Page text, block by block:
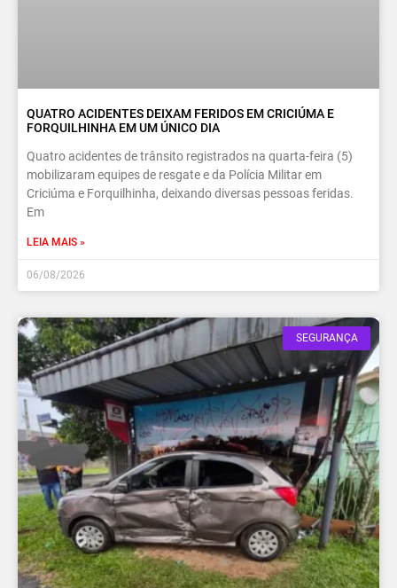
QUATRO ACIDENTES DEIXAM FERIDOS EM CRICIÚMA E
FORQUILHINHA EM UM ÚNICO DIA
Quatro acidentes de trânsito registrados na quarta-feira (5)
mobilizaram equipes de resgate e da Polícia Militar em
Criciúma e Forquilhinha, deixando diversas pessoas feridas.
Em
LEIA MAIS »
06/08/2026
SEGURANÇA